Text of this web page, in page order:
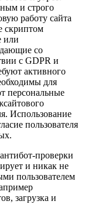
и строго
работу сайта
скриптом
или
со
с GDPR и
активного
для
персональные
Использование
пользователя
проверки
и никак не
пользователем
загрузка и